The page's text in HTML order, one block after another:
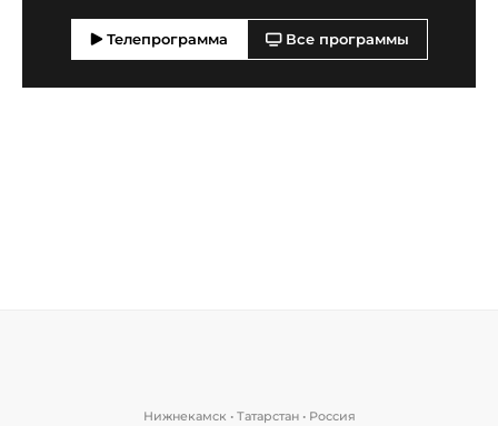
Телепрограмма Все программы
Нижнекамск • Татарстан • Россия